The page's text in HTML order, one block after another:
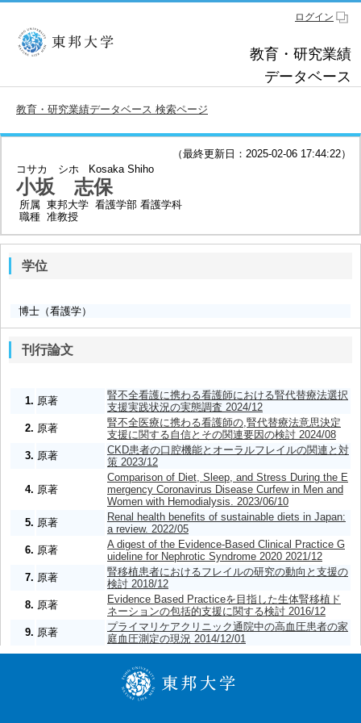
ログイン
教育・研究業績
データベース
教育・研究業績データベース 検索ページ
（最終更新日：2025-02-06 17:44:22）
コサカ シホ
Kosaka Shiho
小坂 志保
所属 東邦大学 看護学部 看護学科
職種 准教授
学位
博士（看護学）
刊行論文
1. 原著
腎不全看護に携わる看護師における腎代替療法選択
支援実践状況の実態調査 2024/12
2. 原著
腎不全医療に携わる看護師の,腎代替療法意思決定
支援に関する自信とその関連要因の検討 2024/08
3. 原著
CKD患者の口腔機能とオーラルフレイルの関連と対
策 2023/12
4. 原著
Comparison of Diet, Sleep, and Stress During the E
mergency Coronavirus Disease Curfew in Men and
Women with Hemodialysis. 2023/06/10
5. 原著
Renal health benefits of sustainable diets in Japan:
a review. 2022/05
6. 原著
A digest of the Evidence-Based Clinical Practice G
uideline for Nephrotic Syndrome 2020 2021/12
7. 原著
腎移植患者におけるフレイルの研究の動向と支援の
検討 2018/12
8. 原著
Evidence Based Practiceを目指した生体腎移植ド
ネーションの包括的支援に関する検討 2016/12
9. 原著
プライマリケアクリニック通院中の高血圧患者の家
庭血圧測定の現況 2014/12/01
Computer-supported indirect-form lifestyle-modificat
ion support program using Lifestyle Intervention Su
pport Software for Diabetes Prevention (LISS-DP) f
or people with a family history of type 2 diabetes in
a medical checkup setting: A randomized controlled